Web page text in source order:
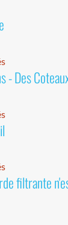
- Des
filtrante